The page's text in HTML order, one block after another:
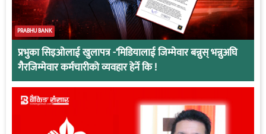
PRABHU BANK
प्रभुका सिइओलाई खुलापत्र -‘मिडियालाई जिम्मेवार बन्नुस् भन्नुअघि
गैरजिम्मेवार कर्मचारीको व्यवहार हेर्ने कि !